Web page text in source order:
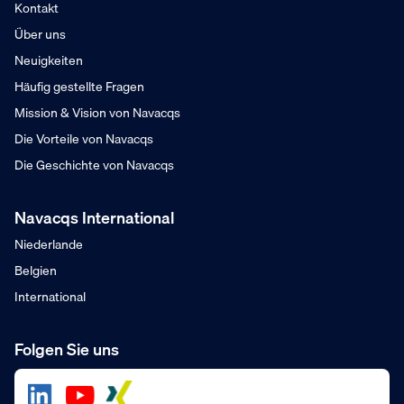
Kontakt
Über uns
Neuigkeiten
Häufig gestellte Fragen
Mission & Vision von Navacqs
Die Vorteile von Navacqs
Die Geschichte von Navacqs
Navacqs International
Niederlande
Belgien
International
Folgen Sie uns